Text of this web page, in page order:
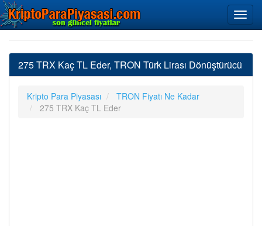
275 TRX Kaç TL Eder, TRON Türk Lirası Dönüştürücü
Kripto Para Piyasası
TRON Fiyatı Ne Kadar
275 TRX Kaç TL Eder